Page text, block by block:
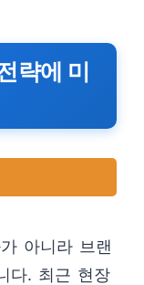
략에 미
아니라 브랜
다. 최근 현장